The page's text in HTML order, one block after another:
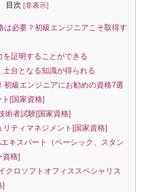
目次 [非表示]
は必要？初級エンジニアこそ取得す
を証明することができる
土台となる知識が得られる
初級エンジニアにお勧めの資格7選
[国家資格]
術者試験[国家資格]
リティマネジメント[国家資格]
キスパート（ベーシック、スタン
資格]
クロソフトオフィススペシャリス
]